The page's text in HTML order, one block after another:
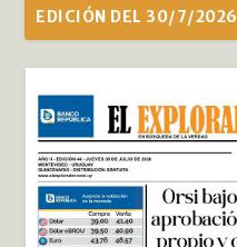
EDICIÓN DEL 30/7/2026